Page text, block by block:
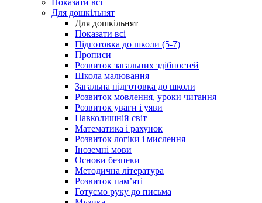
Показати всі
Для дошкільнят
Для дошкільнят
Показати всі
Підготовка до школи (5-7)
Прописи
Розвиток загальних здібностей
Школа малювання
Загальна підготовка до школи
Розвиток мовлення, уроки читання
Розвиток уваги і уяви
Навколишній світ
Математика і рахунок
Розвиток логіки і мислення
Іноземні мови
Основи безпеки
Методична література
Розвиток пам’яті
Готуємо руку до письма